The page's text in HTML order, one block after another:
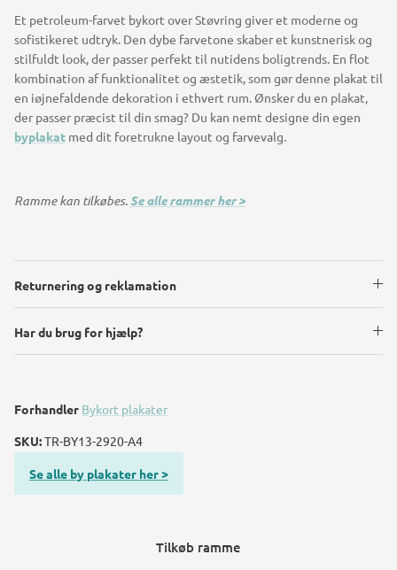
Et petroleum-farvet bykort over Støvring giver et moderne og
sofistikeret udtryk. Den dybe farvetone skaber et kunstnerisk og
stilfuldt look, der passer perfekt til nutidens boligtrends. En flot
kombination af funktionalitet og æstetik, som gør denne plakat til
en iøjnefaldende dekoration i ethvert rum. Ønsker du en plakat,
der passer præcist til din smag? Du kan nemt designe din egen
byplakat med dit foretrukne layout og farvevalg.
Ramme kan tilkøbes. Se alle rammer her >
Returnering og reklamation
Har du brug for hjælp?
Forhandler Bykort plakater
SKU:TR-BY13-2920-A4
Se alle by plakater her >
Tilkøb ramme